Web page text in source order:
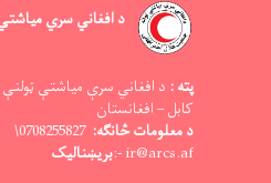
د افغاني سري میاشتي
پته : د افغاني سرې میاشتې ټولنې
کابل – افغانستان
د معلومات څانګه: 0708255827\
ir@arcs.af -: بریښنالیک